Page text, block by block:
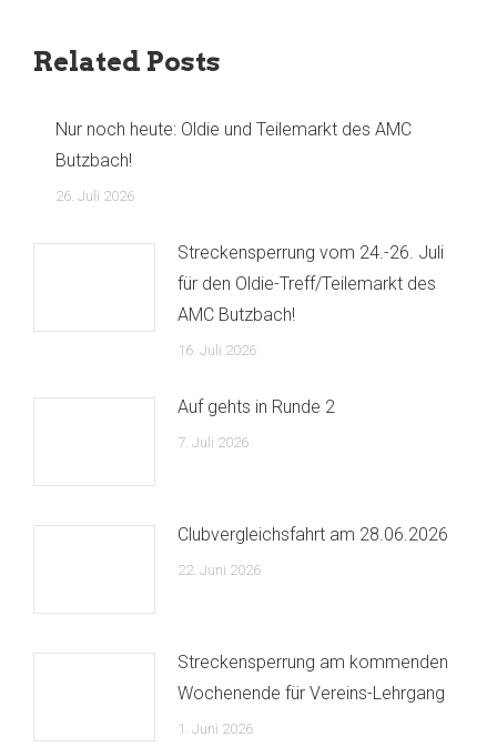
Related Posts
Nur noch heute: Oldie und Teilemarkt des AMC
Butzbach!
26. Juli 2026
Streckensperrung vom 24.-26. Juli
für den Oldie-Treff/Teilemarkt des
AMC Butzbach!
16. Juli 2026
Auf gehts in Runde 2
7. Juli 2026
Clubvergleichsfahrt am 28.06.2026
22. Juni 2026
Streckensperrung am kommenden
Wochenende für Vereins-Lehrgang
1. Juni 2026